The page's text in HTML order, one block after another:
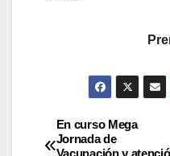
En curso Mega
Jornada de
Vacunación y